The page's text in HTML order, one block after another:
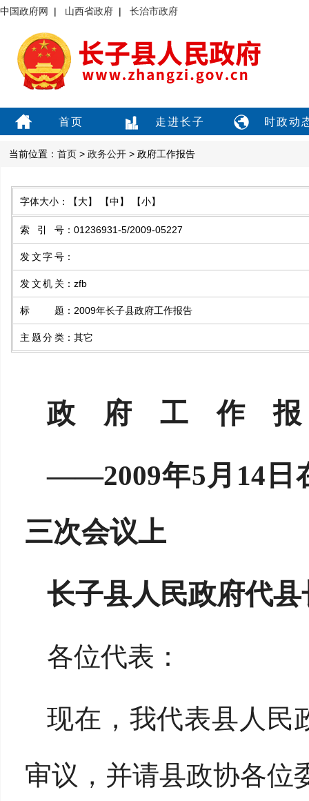
中国政府网 | 山西省政府 | 长治市政府
首页 走进长子 时政动
当前位置： 首页 > 政务公开 > 政府工作报告
字体大小： 【大】 【中】 【小】
索引号 ： 01236931-5/2009-05227
发文字号 ：
发文机关 ： zfb
标题 ： 2009年长子县政府工作报告
主题分类 ： 其它
政 府 工 作
——2009年5月14日
三次会议上
长子县人民政府代
各位代表：
现在，我代表县人民
审议，并请县政协各位